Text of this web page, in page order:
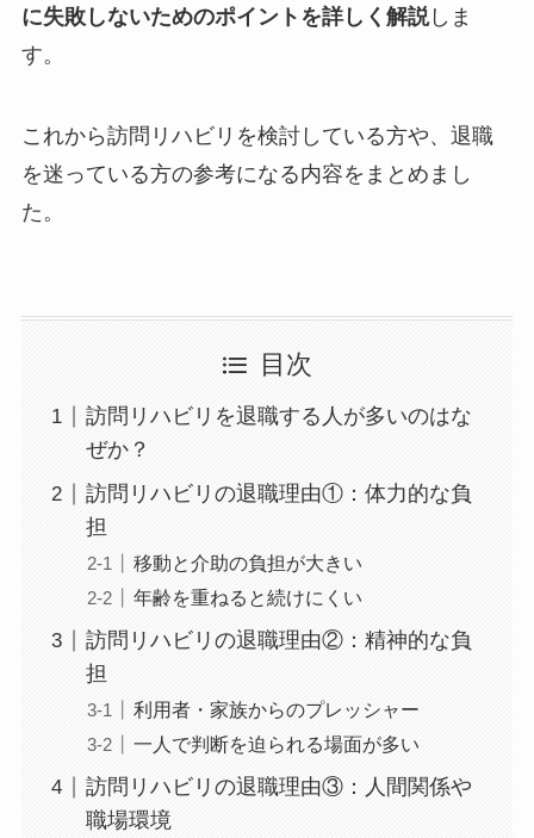
に失敗しないためのポイントを詳しく解説しま
す。
これから訪問リハビリを検討している方や、退職
を迷っている方の参考になる内容をまとめまし
た。
目次
訪問リハビリを退職する人が多いのはな
ぜか？
訪問リハビリの退職理由①：体力的な負
担
移動と介助の負担が大きい
年齢を重ねると続けにくい
訪問リハビリの退職理由②：精神的な負
担
利用者・家族からのプレッシャー
一人で判断を迫られる場面が多い
訪問リハビリの退職理由③：人間関係や
職場環境